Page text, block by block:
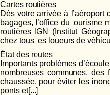
Cartes routières
Dès votre arrivée à
bagages, l’office du tourisme
routières IGN (Institut
chez tous les loueurs de
État des routes
Importants problèmes
nombreuses communes,
chaussée, pour éviter les
ponts et[...]